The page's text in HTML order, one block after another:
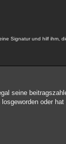
Signatur und hilf ihm,
seine
oder